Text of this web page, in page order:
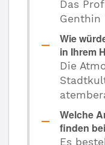
Das
Genthin
Wie
in Ihrem
Die
Welche
finden
Es